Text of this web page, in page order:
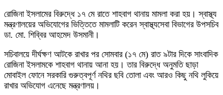
রোজিনা ইসলামের বিরুদ্ধে ১৭ মে রাতে শাহবাগ থানায় মামলা করা হয়। স্বাস্থ্য
মন্ত্রণালয়ের অভিযোগের ভিত্তিতে মামলাটি করেন স্বাস্থ্যসেবা বিভাগের উপসচিব
ডা. মো. শিব্বির আহমেদ উসমানী।
সচিবালয়ে দীর্ঘক্ষণ আটকে রাখার পর সোমবার (১৭ মে) রাত ৯টার দিকে সাংবাদিক
রোজিনা ইসলামকে শাহবাগ থানায় আনা হয়। তার বিরুদ্ধে অনুমতি ছাড়া
মোবাইল ফোনে সরকারি গুরুত্বপূর্ণ নথির ছবি তোলা এবং আরও কিছু নথি লুকিয়ে
রাখার অভিযোগ এনেছে মন্ত্রণালয়।